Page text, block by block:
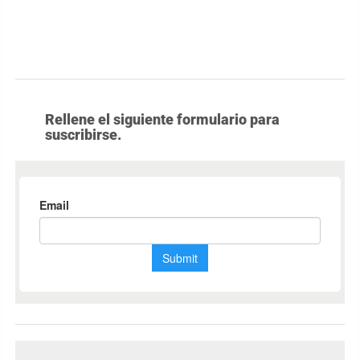
Rellene el siguiente formulario para
suscribirse.